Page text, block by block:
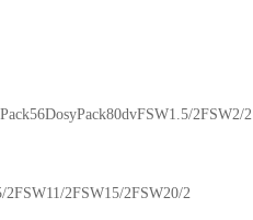
2FSW2/2
2FSW15/2FSW20/2